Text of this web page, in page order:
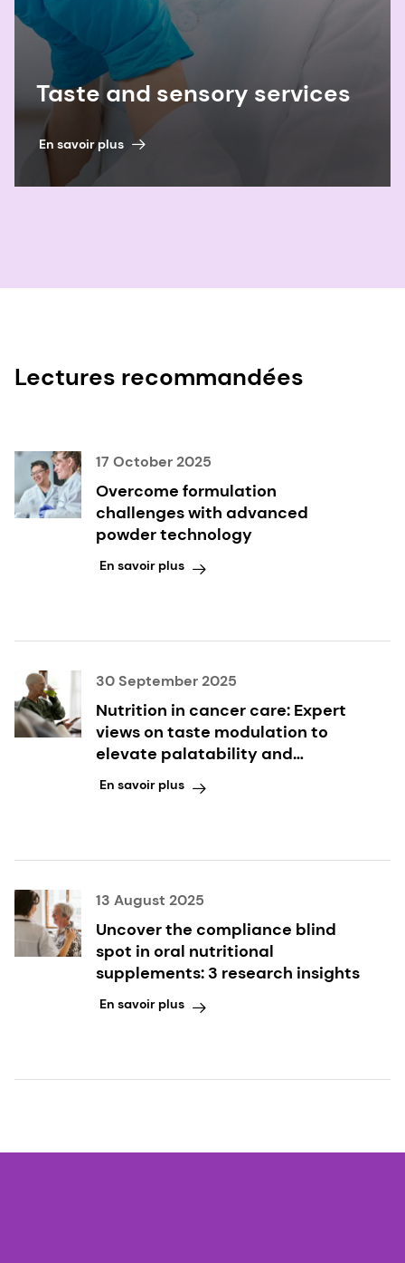
Taste and sensory services
En savoir plus
Lectures recommandées
17 October 2025
Overcome formulation
challenges with advanced
powder technology
En savoir plus
30 September 2025
Nutrition in cancer care: Expert
views on taste modulation to
elevate palatability and
compliance
En savoir plus
13 August 2025
Uncover the compliance blind
spot in oral nutritional
supplements: 3 research insights
En savoir plus